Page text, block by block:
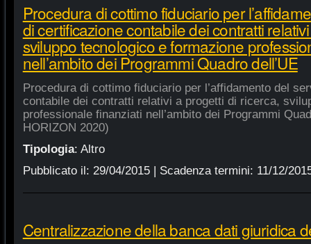
Procedura di cottimo fiduciario per
di certificazione contabile dei contratti
sviluppo tecnologico e formazione
nell’ambito dei Programmi Quadro dell’UE
Procedura di cottimo fiduciario per l’affidamento del
contabile dei contratti relativi a progetti di ricerca,
professionale finanziati nell’ambito dei Programmi
HORIZON 2020)
Tipologia: Altro
Pubblicato il: 29/04/2015| Scadenza termini: 11/12/
Centralizzazione della banca dati giuridica